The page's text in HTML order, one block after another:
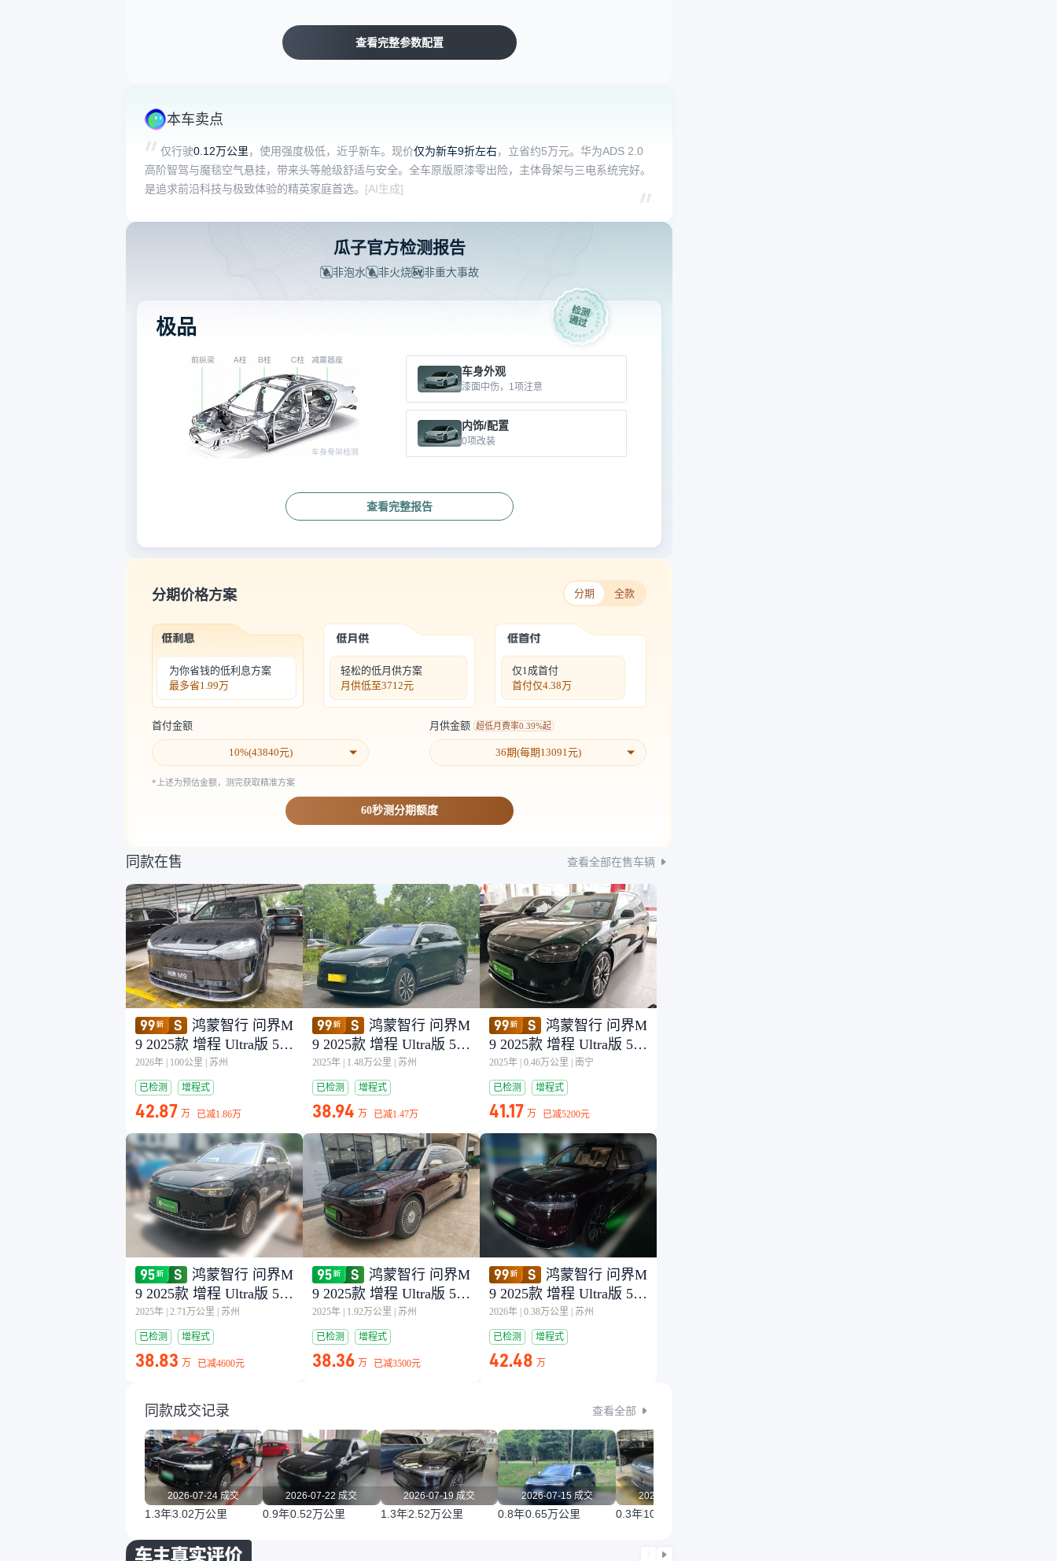
查看完整参数配置
本车卖点
仅行驶0.12万公里，使用强度极低，近乎新车。现价仅为新车9折左右，立省约5万元。华为ADS 2.0
高阶智驾与魔毯空气悬挂，带来头等舱级舒适与安全。全车原版原漆零出险，主体骨架与三电系统完好。
是追求前沿科技与极致体验的精英家庭首选。 [AI生成]
瓜子官方检测报告
非泡水 非火烧 非重大事故
极品
车身外观
漆面中伤，1项注意
内饰/配置
0项改装
查看完整报告
分期价格方案 分期 全款
为你省钱的低利息方案
最多省1.99万
轻松的低月供方案
月供低至3712元
仅1成首付
首付仅4.38万
首付金额
10%(43840元)
月供金额 超低月费率0.39%起
36期(每期13091元)
*上述为预估金额，测完获取精准方案
60秒测分期额度
同款在售 查看全部在售车辆
鸿蒙智行 问界M
9 2025款 增程 Ultra版 52k
Wh 5座版 (192线激光雷
达）
2026年 100公里 苏州
已检测 增程式
42.87 万 已减1.86万
鸿蒙智行 问界M
9 2025款 增程 Ultra版 52k
Wh 5座版 (192线激光雷
达）
2025年 1.48万公里 苏州
已检测 增程式
38.94 万 已减1.47万
鸿蒙智行 问界M
9 2025款 增程 Ultra版 52k
Wh 5座版 (192线激光雷
达）
2025年 0.46万公里 南宁
已检测 增程式
41.17 万 已减5200元
鸿蒙智行 问界M
9 2025款 增程 Ultra版 52k
Wh 5座版 (192线激光雷
达）
2025年 2.71万公里 苏州
已检测 增程式
38.83 万 已减4600元
鸿蒙智行 问界M
9 2025款 增程 Ultra版 52k
Wh 5座版 (192线激光雷
达）
2025年 1.92万公里 苏州
已检测 增程式
38.36 万 已减3500元
鸿蒙智行 问界M
9 2025款 增程 Ultra版 52k
Wh 5座版 (192线激光雷
达）
2026年 0.38万公里 苏州
已检测 增程式
42.48 万
同款成交记录 查看全部
2026-07-24 成交
1.3年3.02万公里
2026-07-22 成交
0.9年0.52万公里
2026-07-19 成交
1.3年2.52万公里
2026-07-15 成交
0.8年0.65万公里
2026-07-02 成交
0.3年100公里